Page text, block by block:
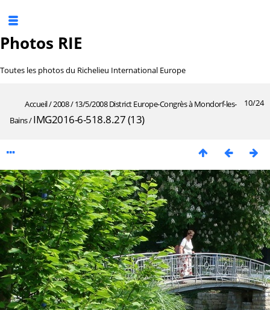
Photos RIE
Toutes les photos du Richelieu International Europe
10/24
Accueil/2008/13/5/2008 District Europe-Congrès à Mondorf-les-
Bains/IMG2016-6-518.8.27 (13)